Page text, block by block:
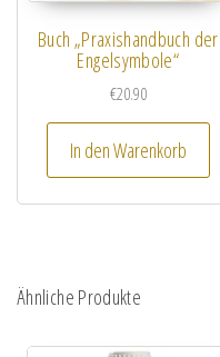
Buch „Praxishandbuch der
Engelsymbole“
€20.90
In den Warenkorb
Ähnliche Produkte